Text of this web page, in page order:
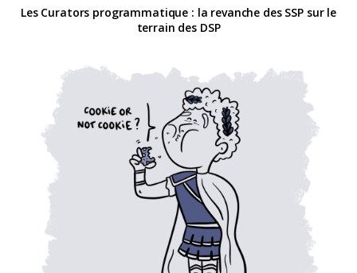
Les Curators programmatique : la revanche des SSP sur le
terrain des DSP